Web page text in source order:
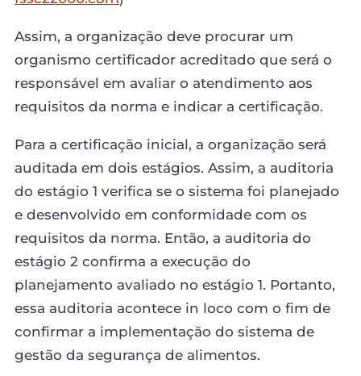
Assim, a organização deve procurar um
organismo certificador acreditado que será o
responsável em avaliar o atendimento aos
requisitos da norma e indicar a certificação.
Para a certificação inicial, a organização será
auditada em dois estágios. Assim, a auditoria
do estágio 1 verifica se o sistema foi planejado
e desenvolvido em conformidade com os
requisitos da norma. Então, a auditoria do
estágio 2 confirma a execução do
planejamento avaliado no estágio 1. Portanto,
essa auditoria acontece in loco com o fim de
confirmar a implementação do sistema de
gestão da segurança de alimentos.